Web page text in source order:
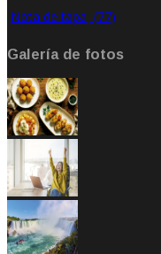
Nota de tapa (77)
Galería de fotos